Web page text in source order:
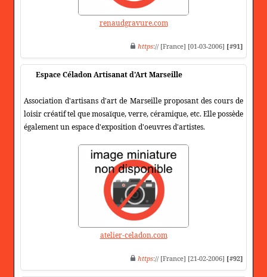
renaudgravure.com
https:// [France] [01-03-2006] [#91]
Espace Céladon Artisanat d'Art Marseille
Association d'artisans d'art de Marseille proposant des cours de
loisir créatif tel que mosaïque, verre, céramique, etc. Elle possède
également un espace d'exposition d'oeuvres d'artistes.
atelier-celadon.com
https:// [France] [21-02-2006] [#92]